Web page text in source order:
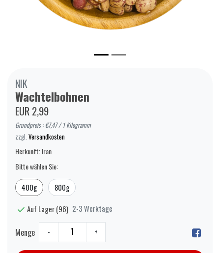
NIK
Wachtelbohnen
EUR 2,99
Grundpreis : €7,47 / 1 Kilogramm
zzgl. Versandkosten
Herkunft: Iran
Bitte wählen Sie:
400g 800g
Auf Lager (96) 2-3 Werktage
Menge - +